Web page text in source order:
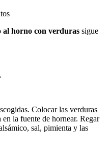
al horno con verduras sigue
Colocar las verduras
la fuente de hornear. Regar
sal, pimienta y las